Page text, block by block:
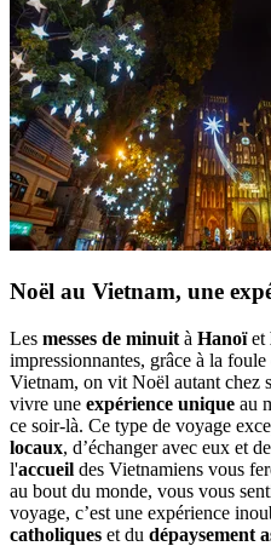
Noël au Vietnam, une
Les messes de minuit à Hanoïet
impressionnantes, grâce à la
Vietnam, on vit Noël autant chez
vivre une expérience unique au
ce soir-là. Ce type de voyage
locaux, d’échanger avec eux et
l'accueil des Vietnamiens vous
au bout du monde, vous vous
voyage, c’est une expérience
catholiques et du dépaysement